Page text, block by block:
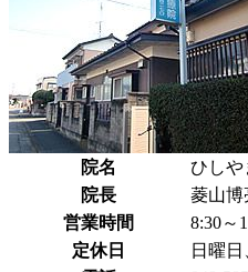
院名
ひしや
院長
菱山博
営業時間
8:30～
定休日
日曜日